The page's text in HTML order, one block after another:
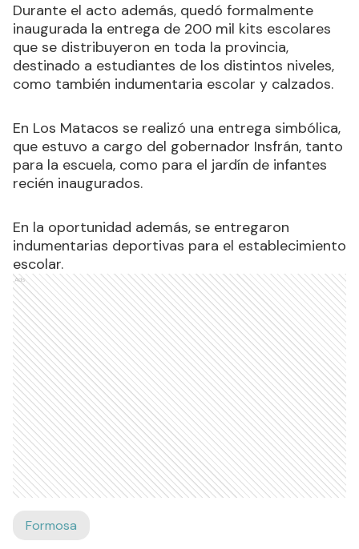
Durante el acto además, quedó formalmente
inaugurada la entrega de 200 mil kits escolares
que se distribuyeron en toda la provincia,
destinado a estudiantes de los distintos niveles,
como también indumentaria escolar y calzados.
En Los Matacos se realizó una entrega simbólica,
que estuvo a cargo del gobernador Insfrán, tanto
para la escuela, como para el jardín de infantes
recién inaugurados.
En la oportunidad además, se entregaron
indumentarias deportivas para el establecimiento
escolar.
Ads
Formosa